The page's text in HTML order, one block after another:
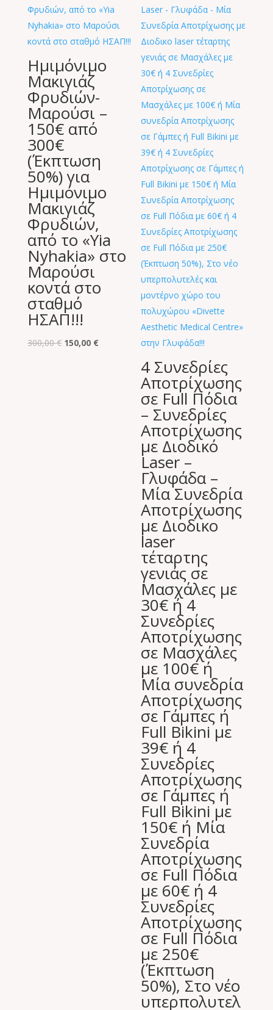
Ημιμόνιμο
Μακιγιάζ
Φρυδιών-
Μαρούσι –
150€ από
300€
(Έκπτωση
50%) για
Ημιμόνιμο
Μακιγιάζ
Φρυδιών,
από το «Υia
Nyhakia» στο
Μαρούσι
κοντά στο
σταθμό
ΗΣΑΠ!!!
300,00€ Original
150,00 €Η
4 Συνεδρίες
Αποτρίχωσης
σε Full Πόδια
– Συνεδρίες
Αποτρίχωσης
με Διοδικό
Laser –
Γλυφάδα –
Μία Συνεδρία
Αποτρίχωσης
με Διοδικο
laser
τέταρτης
γενιάς σε
Μασχάλες με
30€ ή 4
Συνεδρίες
Αποτρίχωσης
σε Μασχάλες
με 100€ ή
Μία συνεδρία
Αποτρίχωσης
σε Γάμπες ή
Full Bikini με
39€ ή 4
Συνεδρίες
Αποτρίχωσης
σε Γάμπες ή
Full Bikini με
150€ ή Μία
Συνεδρία
Αποτρίχωσης
σε Full Πόδια
με 60€ ή 4
Συνεδρίες
Αποτρίχωσης
σε Full Πόδια
με 250€
(Έκπτωση
50%), Στο νέο
υπερπολυτελ